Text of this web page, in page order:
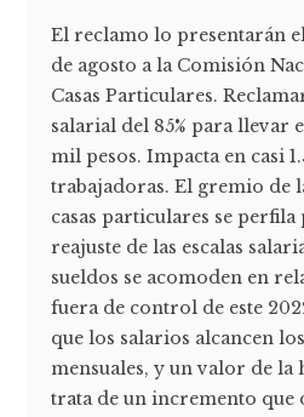
El reclamo lo presentarán
de agosto a la Comisión
Casas Particulares.
salarial del 85% para llevar
mil pesos. Impacta en casi
trabajadoras. El gremio de
casas particulares se
reajuste de las escalas
sueldos se acomoden en
fuera de control de este
que los salarios alcancen
mensuales, y un valor de la
trata de un incremento que